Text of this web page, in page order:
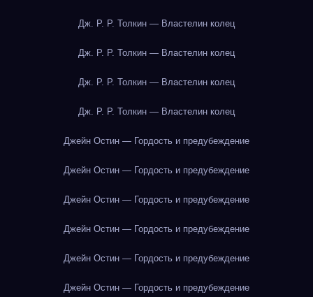
Дж. Р. Р. Толкин — Властелин колец
Дж. Р. Р. Толкин — Властелин колец
Дж. Р. Р. Толкин — Властелин колец
Дж. Р. Р. Толкин — Властелин колец
Джейн Остин — Гордость и предубеждение
Джейн Остин — Гордость и предубеждение
Джейн Остин — Гордость и предубеждение
Джейн Остин — Гордость и предубеждение
Джейн Остин — Гордость и предубеждение
Джейн Остин — Гордость и предубеждение